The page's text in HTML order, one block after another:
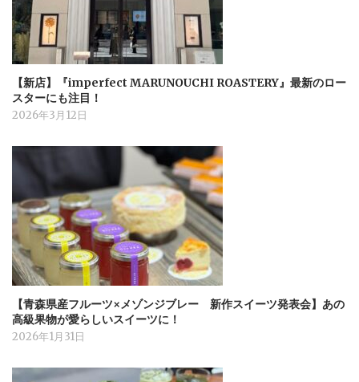
【新店】『imperfect MARUNOUCHI ROASTERY』最新のロー
スターにも注目！
2026年3月12日
【青森県産フルーツ×メゾンジブレー 新作スイーツ発表会】あの
高級果物が愛らしいスイーツに！
2026年1月31日